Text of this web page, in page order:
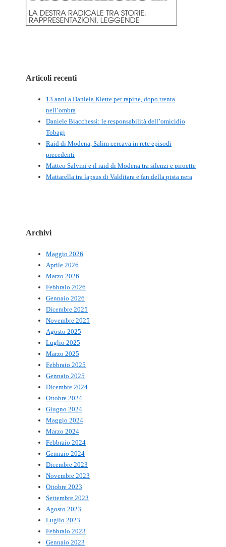
Articoli recenti
13 anni a Daniela Klette per rapine, dopo trenta
nell’ombra
Daniele Biacchessi: le responsabilità dell’omicidio
Tobagi
Raid di Modena, Salim cercava in rete episodi
precedenti
Matteo Salvini e il raid di Modena tra silenzi e piroette
Mattarella tra lapsus di Valditara e fan della pista nera
Archivi
Maggio 2026
Aprile 2026
Marzo 2026
Febbraio 2026
Gennaio 2026
Dicembre 2025
Novembre 2025
Agosto 2025
Luglio 2025
Marzo 2025
Febbraio 2025
Gennaio 2025
Dicembre 2024
Ottobre 2024
Giugno 2024
Maggio 2024
Marzo 2024
Febbraio 2024
Gennaio 2024
Dicembre 2023
Novembre 2023
Ottobre 2023
Settembre 2023
Agosto 2023
Luglio 2023
Febbraio 2023
Gennaio 2023